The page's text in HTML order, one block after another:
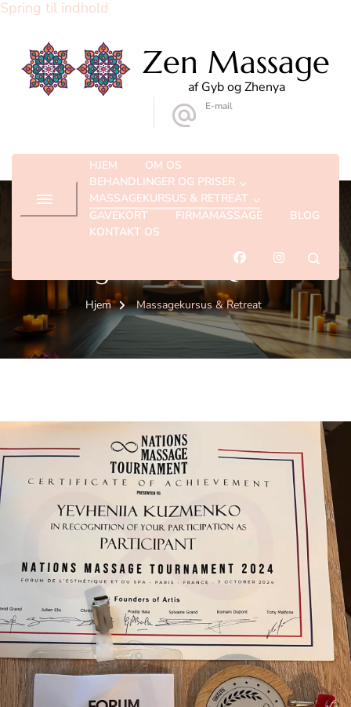
Spring til indhold
Zen Massage
af Gyb og Zhenya
E-mail
HJEM
OM OS
BEHANDLINGER OG PRISER
MASSAGEKURSUS & RETREAT
GAVEKORT
FIRMAMASSAGE
BLOG
KONTAKT OS
Massagekursus & Retreat
Hjem Massagekursus & Retreat